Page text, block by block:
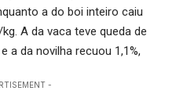
a do boi inteiro caiu
A da vaca teve queda de
a da novilha recuou 1,1%,
-